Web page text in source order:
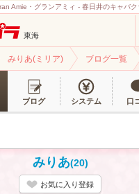
Amie・グランアミィ - 春日井のキャバク
東海
みりあ(ミリア) ブログ一覧
ブログ システム 口
みりあ(20)
お気に入り登録